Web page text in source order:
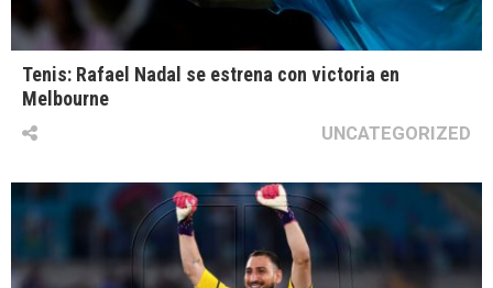
Tenis: Rafael Nadal se estrena con victoria en
Melbourne
UNCATEGORIZED